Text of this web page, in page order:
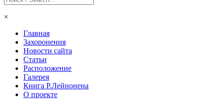
×
Главная
Захоронения
Новости сайта
Статьи
Расположение
Галерея
Книга Р.Лейнонена
О проекте